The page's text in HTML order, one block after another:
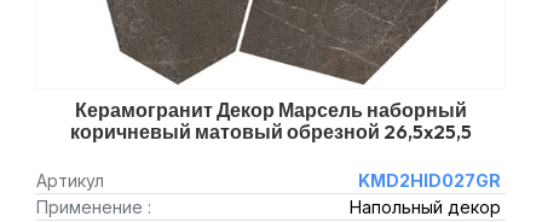
Керамогранит Декор Марсель наборный
коричневый матовый обрезной 26,5x25,5
Артикул
KMD2HID027GR
Применение :
Напольный декор